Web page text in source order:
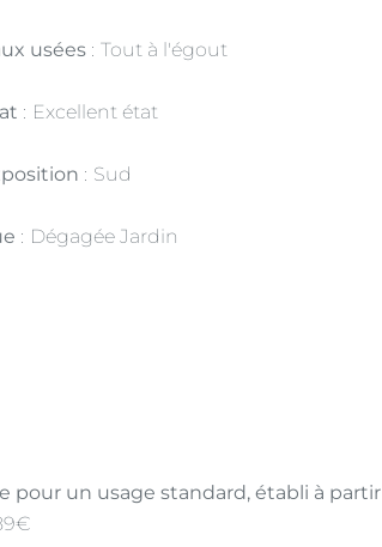
usées Tout à l'égout
Excellent état
Sud
Dégagée Jardin
pour un usage standard, établi à partir